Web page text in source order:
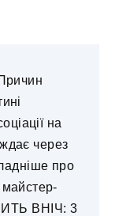
на
через
про
ВНIЧ: 3